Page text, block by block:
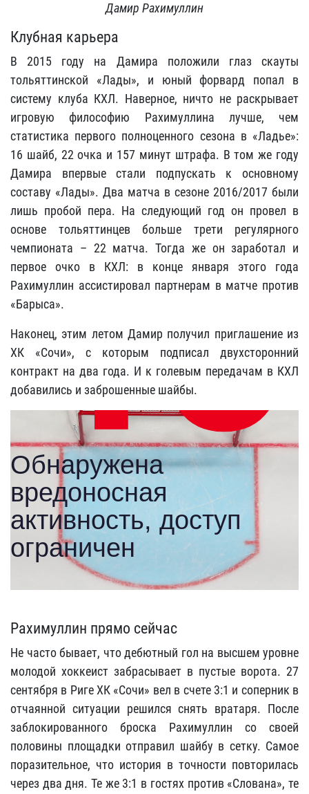
Дамир Рахимуллин
Клубная карьера
В 2015 году на Дамира положили глаз скауты
тольяттинской «Лады», и юный форвард попал в
систему клуба КХЛ. Наверное, ничто не раскрывает
игровую философию Рахимуллина лучше, чем
статистика первого полноценного сезона в «Ладье»:
16 шайб, 22 очка и 157 минут штрафа. В том же году
Дамира впервые стали подпускать к основному
составу «Лады». Два матча в сезоне 2016/2017 были
лишь пробой пера. На следующий год он провел в
основе тольяттинцев больше трети регулярного
чемпионата – 22 матча. Тогда же он заработал и
первое очко в КХЛ: в конце января этого года
Рахимуллин ассистировал партнерам в матче против
«Барыса».
Наконец, этим летом Дамир получил приглашение из
ХК «Сочи», с которым подписал двухсторонний
контракт на два года. И к голевым передачам в КХЛ
добавились и заброшенные шайбы.
Рахимуллин прямо сейчас
Не часто бывает, что дебютный гол на высшем уровне
молодой хоккеист забрасывает в пустые ворота. 27
сентября в Риге ХК «Сочи» вел в счете 3:1 и соперник в
отчаянной ситуации решился снять вратаря. После
заблокированного броска Рахимуллин со своей
половины площадки отправил шайбу в сетку. Самое
поразительное, что история в точности повторилась
через два дня. Те же 3:1 в гостях против «Слована», те